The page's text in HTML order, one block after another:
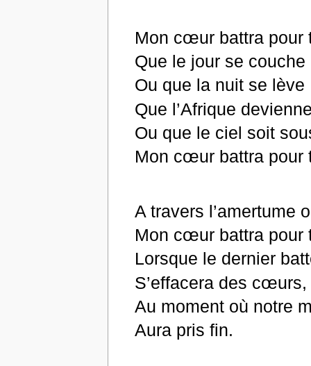
Mon cœur battra pour
Que le jour se couche
Ou que la nuit se lève
Que l’Afrique
Ou que le ciel soit
Mon cœur battra pour
A travers l’amertume
Mon cœur battra pour
Lorsque le dernier
S’effacera des cœurs,
Au moment où notre
Aura pris fin.